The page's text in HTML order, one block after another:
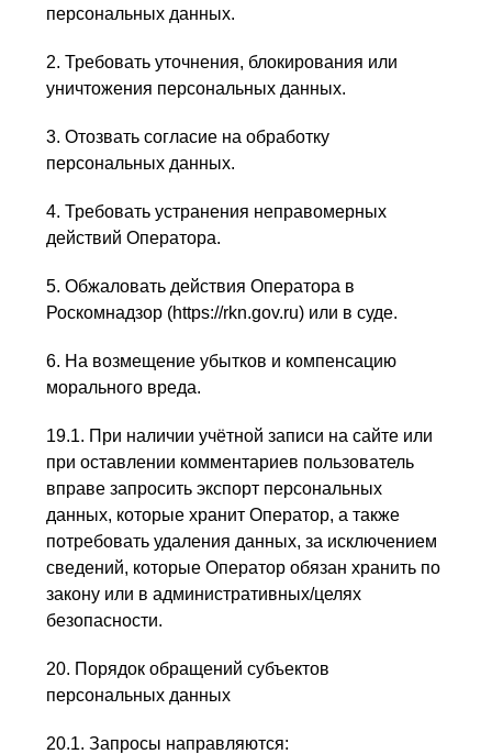
персональных данных.
2. Требовать уточнения, блокирования или
уничтожения персональных данных.
3. Отозвать согласие на обработку
персональных данных.
4. Требовать устранения неправомерных
действий Оператора.
5. Обжаловать действия Оператора в
Роскомнадзор (https://rkn.gov.ru) или в суде.
6. На возмещение убытков и компенсацию
морального вреда.
19.1. При наличии учётной записи на сайте или
при оставлении комментариев пользователь
вправе запросить экспорт персональных
данных, которые хранит Оператор, а также
потребовать удаления данных, за исключением
сведений, которые Оператор обязан хранить по
закону или в административных/целях
безопасности.
20. Порядок обращений субъектов
персональных данных
20.1. Запросы направляются: